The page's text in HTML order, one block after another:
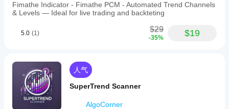
Fimathe Indicator - Fimathe PCM - Automated Trend Channels
& Levels — Ideal for live trading and backteting
5.0 (1) $29
-35% $19
人气
SuperTrend Scanner
AlgoCorner